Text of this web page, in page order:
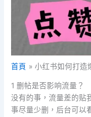
首頁 小红书如何打造
1 删帖是否影响流量？
没有的事，流量差的贴
事尽量少删，后台可以